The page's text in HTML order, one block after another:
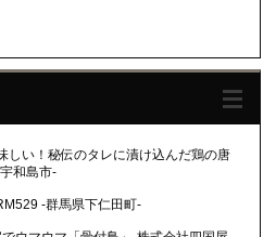
しい！秘伝のタレに漬け込んだ鶏の唐
和島市-
-群馬県下仁田町-